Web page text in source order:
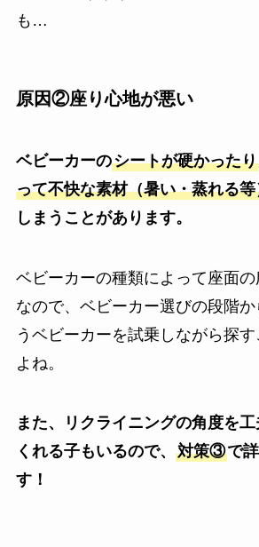
も…
原因②座り心地が悪い
ベビーカーのシートが硬かったり
って不快な素材（暑い・蒸れる等
しまうことがあります。
ベビーカーの種類によって座面
なので、ベビーカー選びの段階
うベビーカーを試乗しながら探
よね。
また、リクライニングの角度を
くれる子もいるので、 対策③で
す！